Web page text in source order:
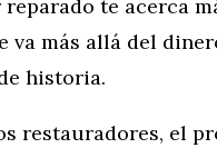
te acerca
va más allá del
historia.
restauradores, el